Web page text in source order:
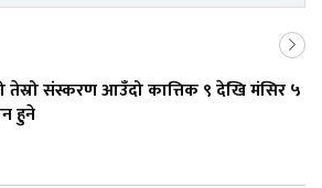
तेस्रो संस्करण आउँदो कात्तिक ९ देखि मंसिर ५
हुने